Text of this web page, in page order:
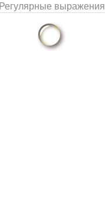
Регулярные выражения